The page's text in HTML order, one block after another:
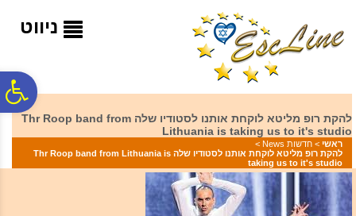
המרכזי
ניווט
להקת רופ מליטא לוקחת אותנו לסטודיו שלה Thr Roop band from
Lithuania is taking us to it's studio
ראשי > חדשות News
>
להקת רופ מליטא לוקחת אותנו לסטודיו שלה Thr Roop band from Lithuania is
taking us to it's studio